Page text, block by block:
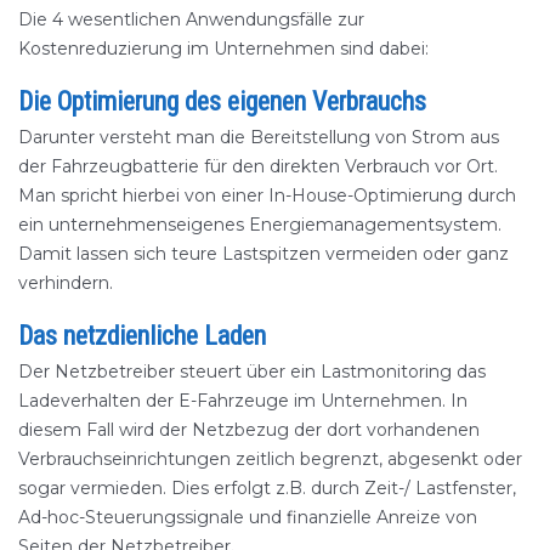
Die 4 wesentlichen Anwendungsfälle zur
Kostenreduzierung im Unternehmen sind dabei:
Die Optimierung des eigenen Verbrauchs
Darunter versteht man die Bereitstellung von Strom aus
der Fahrzeugbatterie für den direkten Verbrauch vor Ort.
Man spricht hierbei von einer In-House-Optimierung durch
ein unternehmenseigenes Energiemanagementsystem.
Damit lassen sich teure Lastspitzen vermeiden oder ganz
verhindern.
Das netzdienliche Laden
Der Netzbetreiber steuert über ein Lastmonitoring das
Ladeverhalten der E-Fahrzeuge im Unternehmen. In
diesem Fall wird der Netzbezug der dort vorhandenen
Verbrauchseinrichtungen zeitlich begrenzt, abgesenkt oder
sogar vermieden. Dies erfolgt z.B. durch Zeit-/ Lastfenster,
Ad-hoc-Steuerungssignale und finanzielle Anreize von